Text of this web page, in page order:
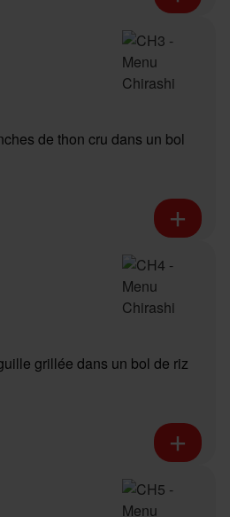
de thon cru dans un bol
grillée dans un bol de riz